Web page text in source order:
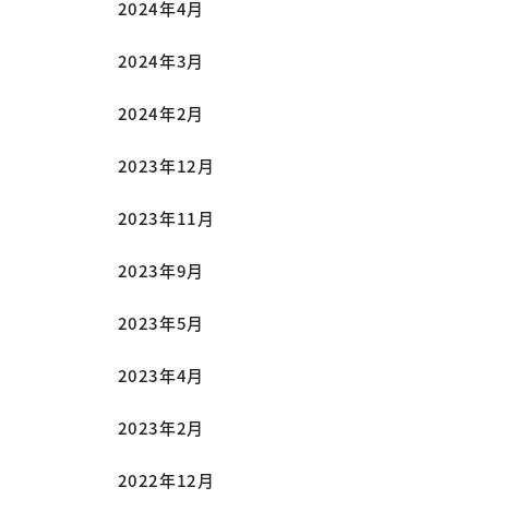
2024年4月
2024年3月
2024年2月
2023年12月
2023年11月
2023年9月
2023年5月
2023年4月
2023年2月
2022年12月